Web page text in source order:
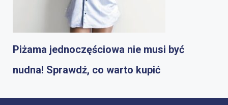
Piżama jednoczęściowa nie musi być
nudna! Sprawdź, co warto kupić